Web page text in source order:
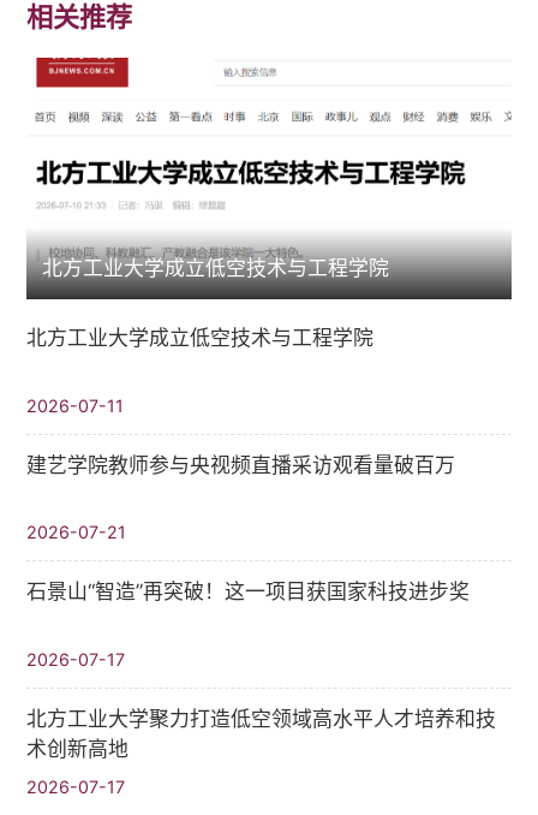
相关推荐
北方工业大学成立低空技术与工程学院
北方工业大学成立低空技术与工程学院
2026-07-11
建艺学院教师参与央视频直播采访观看量破百万
2026-07-21
石景山“智造”再突破！这一项目获国家科技进步奖
2026-07-17
北方工业大学聚力打造低空领域高水平人才培养和技
术创新高地
2026-07-17